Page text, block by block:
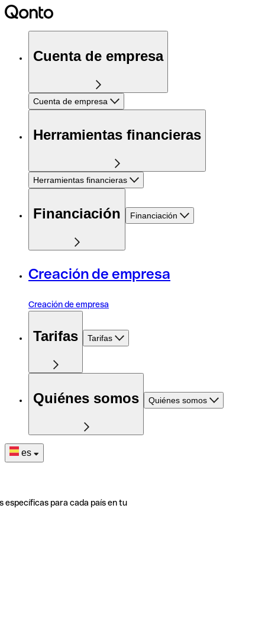
Cuenta de empresa
Cuenta de empresa
Herramientas financieras
Herramientas financieras
Financiación Financiación
Creación de empresa
Creación de empresa
Tarifas Tarifas
Quiénes somos Quiénes somos
es
específicas para cada país en tu